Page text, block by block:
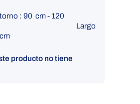
: 90 cm - 120
Largo
producto no tiene